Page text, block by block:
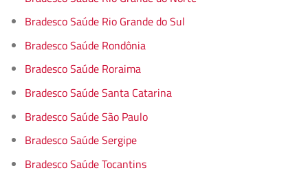
Bradesco Saúde Rio Grande do Sul
Bradesco Saúde Rondônia
Bradesco Saúde Roraima
Bradesco Saúde Santa Catarina
Bradesco Saúde São Paulo
Bradesco Saúde Sergipe
Bradesco Saúde Tocantins